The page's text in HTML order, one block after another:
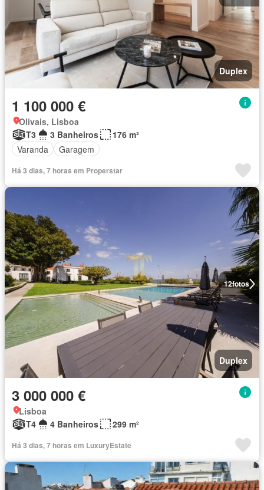
Duplex
1 100 000 €
Olivais, Lisboa
T3
3 Banheiros
176 m²
Varanda
Garagem
Há 3 dias, 7 horas em Properstar
12fotos
Duplex
3 000 000 €
Lisboa
T4
4 Banheiros 299 m²
Há 3 dias, 7 horas em LuxuryEstate